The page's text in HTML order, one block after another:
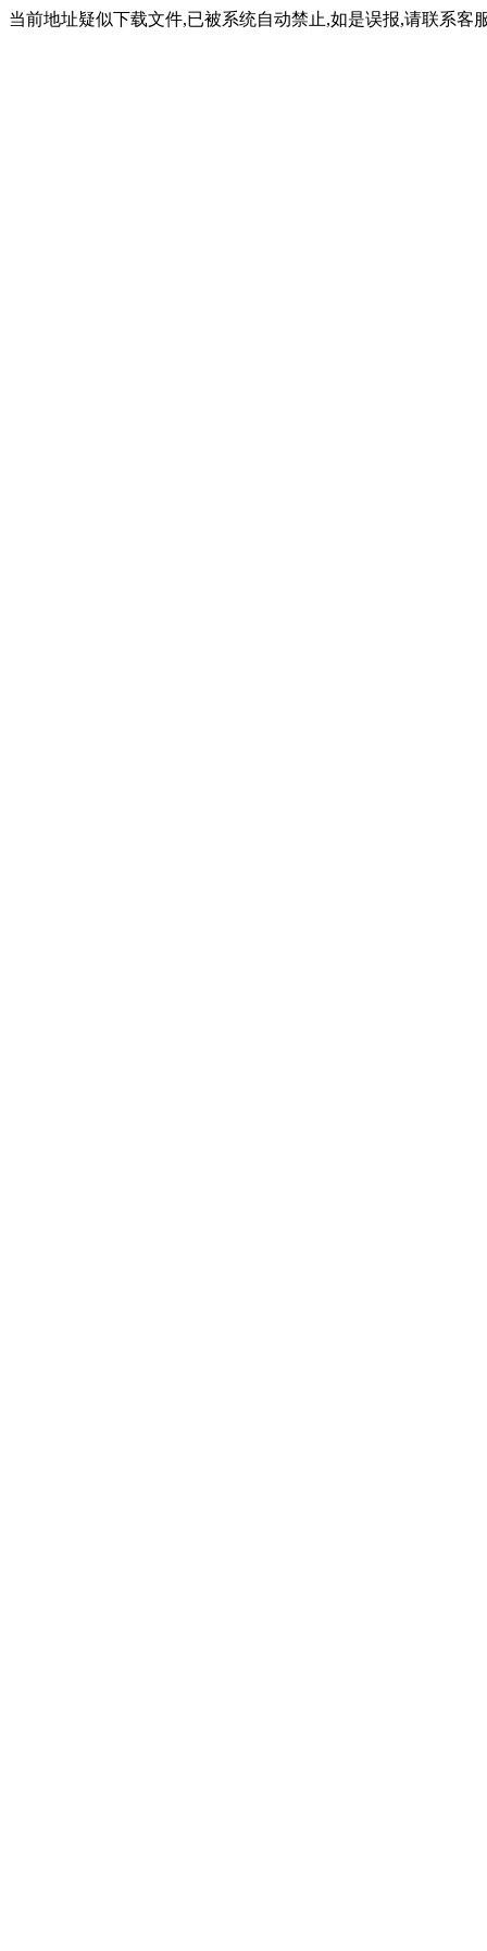
当前地址疑似下载文件,已被系统自动禁止,如是误报,请联系客